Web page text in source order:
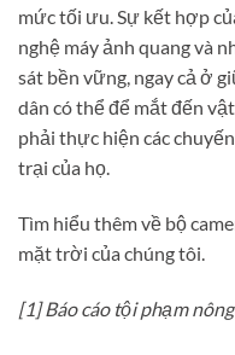
mức tối ưu. Sự kết hợp
nghệ máy ảnh quang và
sát bền vững, ngay cả ở
dân có thể để mắt đến
phải thực hiện các
trại của họ.
Tìm hiểu thêm về bộ
mặt trời của chúng tôi.
[1] Báo cáo tội phạm